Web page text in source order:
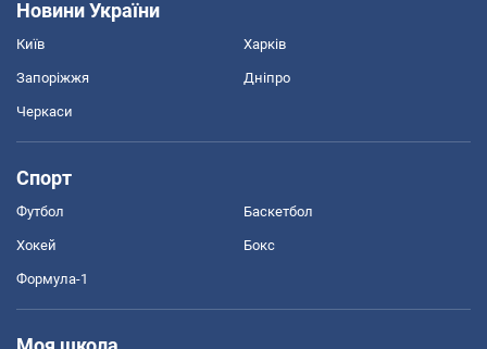
Новини України
Київ Харків
Запоріжжя Дніпро
Черкаси
Спорт
Футбол Баскетбол
Хокей Бокс
Формула-1